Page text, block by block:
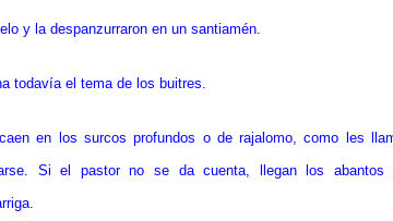
y la despanzurraron en un santiamén.
todavía el tema de los buitres.
en los surcos profundos o de rajalomo, como les
Si el pastor no se da cuenta, llegan los abantos